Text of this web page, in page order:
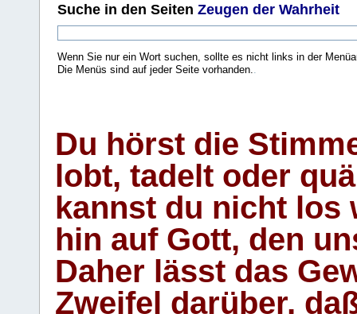
Suche in den Seiten Zeugen der Wahrheit
Wenn Sie nur ein Wort suchen, sollte es nicht links in der
Die Menüs sind auf jeder Seite vorhanden..
Du hörst die
lobt, tadelt oder
kannst du nicht los
hin auf Gott, den
Daher lässt das
Zweifel darüber,